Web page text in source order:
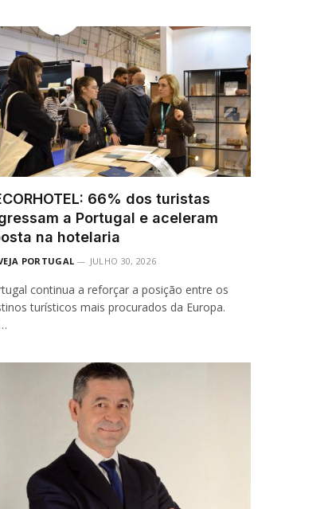
66% dos turistas
a Portugal e aceleram
na hotelaria
PORTUGAL JULHO 30, 2026
continua a reforçar a posição entre os
turísticos mais procurados da Europa.